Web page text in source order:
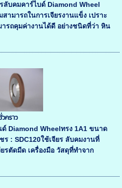
ลับคมคาร์ไบด์ Diamond Wheel
ามารถในการเจียรงานแข็ง เปราะ
ารถคุมค่างานได้ดี อย่างชนิดที่ว่า หิน
คราว
Diamond Wheelทรง 1A1 ขนาด
ร : SDC120ใช้เจียร ลับคมงานที่
รตัดมีด เครื่องมือ วัสดุที่ทำจาก